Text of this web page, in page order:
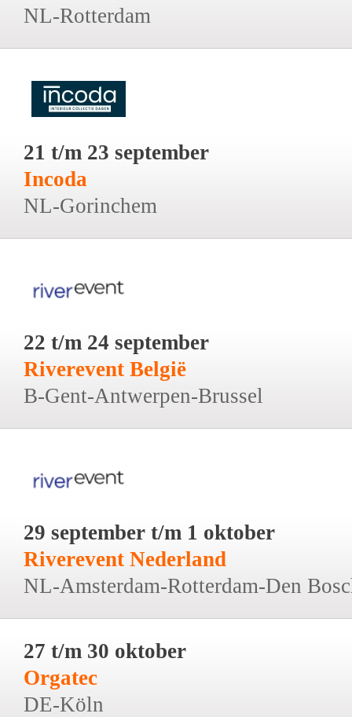
NL-Rotterdam
21 t/m 23 september
Incoda
NL-Gorinchem
22 t/m 24 september
Riverevent België
B-Gent-Antwerpen-Brussel
29 september t/m 1 oktober
Riverevent Nederland
NL-Amsterdam-Rotterdam-Den
27 t/m 30 oktober
Orgatec
DE-Köln